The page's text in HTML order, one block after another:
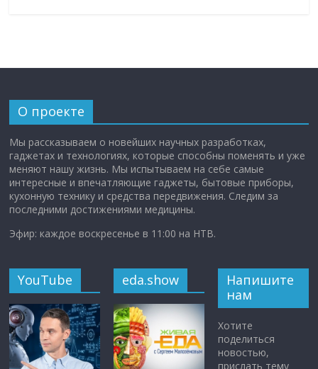
О проекте
Мы рассказываем о новейших научных разработках,
гаджетах и технологиях, которые способны поменять и уже
меняют нашу жизнь. Мы испытываем на себе самые
интересные и впечатляющие гаджеты, бытовые приборы,
кухонную технику и средства передвижения. Следим за
последними достижениями медицины.
Эфир: каждое воскресенье в 11:00 на НТВ.
YouTube eda.show
Напишите
нам
Хотите
поделиться
новостью,
прислать тему